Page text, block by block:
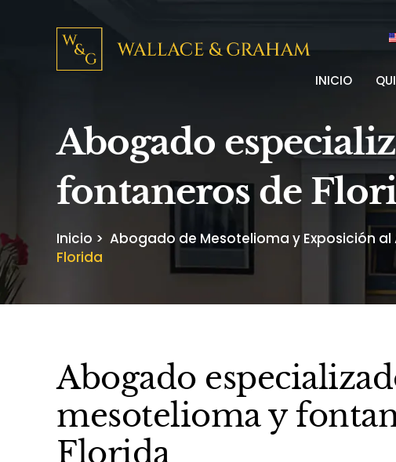
INICIO
Abogado
fontaneros de
Inicio > Abogado de Mesotelioma y Exposición al
Florida
Abogado
mesotelioma y
Florida